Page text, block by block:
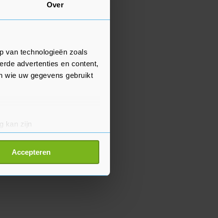
Over
van technologieën zoals
advertenties en content,
wie uw gegevens gebruikt
kan zijn
detailgedeelte
Accepteren